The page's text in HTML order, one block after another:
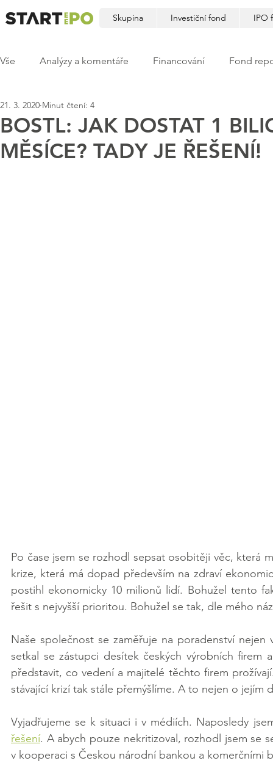
Skupina Investiční fond IPO
Vše Analýzy a komentáře Financování Fond
BOSTL: JAK DOSTAT 1
MĚSÍCE? TADY JE ŘEŠENÍ!
21. 3. 2020 Minut čtení: 4
Po čase jsem se rozhodl sepsat osobitěji věc, která
krize, která má dopad především na zdraví
postihl ekonomicky 10 milionů lidí. Bohužel tento
řešit s nejvyšší prioritou. Bohužel se tak, dle mého
Naše společnost se zaměřuje na poradenství
setkal se zástupci desítek českých výrobních firem
představit, co vedení a majitelé těchto firem
stávající krizí tak stále přemýšlíme. A to nejen o jejím
Vyjadřujeme se k situaci i v médiích. Naposledy
řešení. A abych pouze nekritizoval, rozhodl jsem se
v kooperaci s Českou národní bankou a komerčními